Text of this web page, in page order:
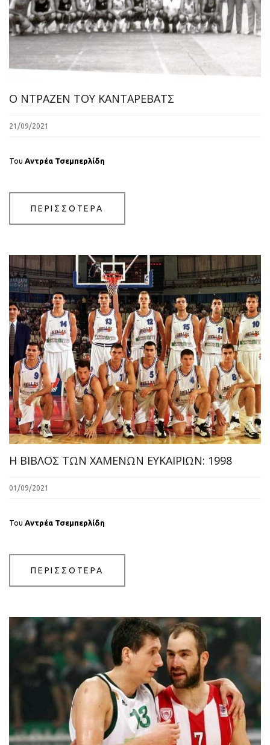
Ο ΝΤΡΑΖΕΝ ΤΟΥ ΚΑΝΤΑΡΕΒΑΤΣ
21/09/2021
Του Αντρέα Τσεμπερλίδη
ΠΕΡΙΣΣΟΤΕΡΑ
Η ΒΙΒΛΟΣ ΤΩΝ ΧΑΜΕΝΩΝ ΕΥΚΑΙΡΙΩΝ: 1998
01/09/2021
Του Αντρέα Τσεμπερλίδη
ΠΕΡΙΣΣΟΤΕΡΑ